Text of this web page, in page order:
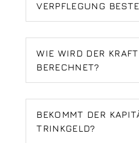
VERPFLEGUNG
WIE WIRD DER
BERECHNET?
BEKOMMT DER
TRINKGELD?